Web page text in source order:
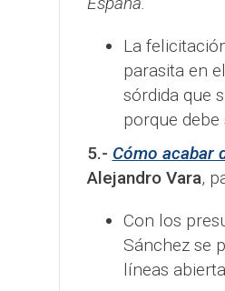
La
parasita en
sórdida que
porque
5.- Cómo acabar
Alejandro Vara,
Con los
Sánchez se
líneas